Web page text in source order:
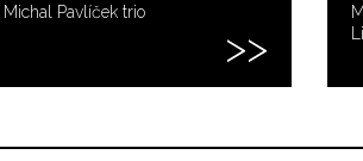
Michal Pavlíček trio